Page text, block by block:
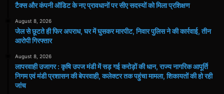
टैक्स और कंपनी ऑडिट के नए प्रावधानों पर सीए सदस्यों को मिला प्रशिक्षण
August 8, 2026
जेल से छूटते ही फिर अपराध, घर में घुसकर मारपीट, निवार पुलिस ने की कार्रवाई, तीन
आरोपी गिरफ्तार
August 8, 2026
लापरवाही उजागर : कृषि उपज मंडी में सड़ गई करोड़ों की धान, राज्य नागरिक आपूर्ति
निगम एवं मंडी प्रशासन की बेपरवाही, कलेक्टर तक पहुंचा मामला, शिकायतों की हो रही
जांच